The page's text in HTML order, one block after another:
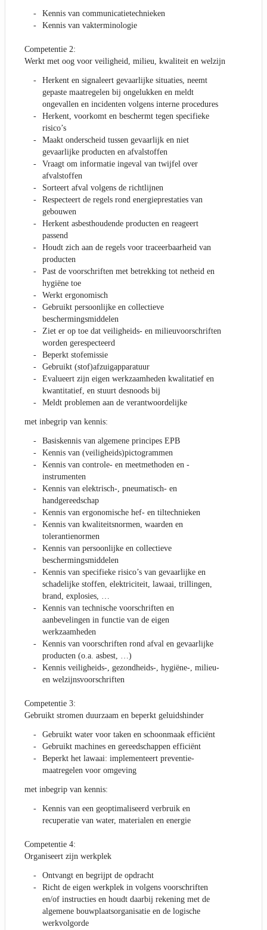
Kennis van communicatietechnieken
Kennis van vakterminologie
Competentie 2:
Werkt met oog voor veiligheid, milieu, kwaliteit en welzijn
Herkent en signaleert gevaarlijke situaties, neemt
gepaste maatregelen bij ongelukken en meldt
ongevallen en incidenten volgens interne procedures
Herkent, voorkomt en beschermt tegen specifieke
risico’s
Maakt onderscheid tussen gevaarlijk en niet
gevaarlijke producten en afvalstoffen
Vraagt om informatie ingeval van twijfel over
afvalstoffen
Sorteert afval volgens de richtlijnen
Respecteert de regels rond energieprestaties van
gebouwen
Herkent asbesthoudende producten en reageert
passend
Houdt zich aan de regels voor traceerbaarheid van
producten
Past de voorschriften met betrekking tot netheid en
hygiëne toe
Werkt ergonomisch
Gebruikt persoonlijke en collectieve
beschermingsmiddelen
Ziet er op toe dat veiligheids- en milieuvoorschriften
worden gerespecteerd
Beperkt stofemissie
Gebruikt (stof)afzuigapparatuur
Evalueert zijn eigen werkzaamheden kwalitatief en
kwantitatief, en stuurt desnoods bij
Meldt problemen aan de verantwoordelijke
met inbegrip van kennis:
Basiskennis van algemene principes EPB
Kennis van (veiligheids)pictogrammen
Kennis van controle- en meetmethoden en -
instrumenten
Kennis van elektrisch-, pneumatisch- en
handgereedschap
Kennis van ergonomische hef- en tiltechnieken
Kennis van kwaliteitsnormen, waarden en
tolerantienormen
Kennis van persoonlijke en collectieve
beschermingsmiddelen
Kennis van specifieke risico’s van gevaarlijke en
schadelijke stoffen, elektriciteit, lawaai, trillingen,
brand, explosies, …
Kennis van technische voorschriften en
aanbevelingen in functie van de eigen
werkzaamheden
Kennis van voorschriften rond afval en gevaarlijke
producten (o.a. asbest, …)
Kennis veiligheids-, gezondheids-, hygiëne-, milieu-
en welzijnsvoorschriften
Competentie 3:
Gebruikt stromen duurzaam en beperkt geluidshinder
Gebruikt water voor taken en schoonmaak efficiënt
Gebruikt machines en gereedschappen efficiënt
Beperkt het lawaai: implementeert preventie-
maatregelen voor omgeving
met inbegrip van kennis:
Kennis van een geoptimaliseerd verbruik en
recuperatie van water, materialen en energie
Competentie 4:
Organiseert zijn werkplek
Ontvangt en begrijpt de opdracht
Richt de eigen werkplek in volgens voorschriften
en/of instructies en houdt daarbij rekening met de
algemene bouwplaatsorganisatie en de logische
werkvolgorde